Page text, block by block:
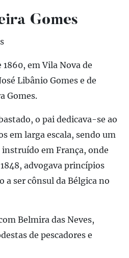
Gomes
1860, em Vila Nova de
Libânio Gomes e de
Gomes.
o pai dedicava-se ao
em larga escala, sendo um
em França, onde
advogava princípios
a ser cônsul da Bélgica no
Belmira das Neves,
de pescadores e